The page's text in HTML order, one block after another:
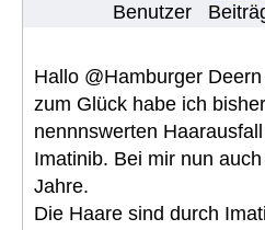
Benutzer
Hallo @Hamburger Deern
zum Glück habe ich
nennnswerten
Imatinib. Bei mir nun
Jahre.
Die Haare sind durch